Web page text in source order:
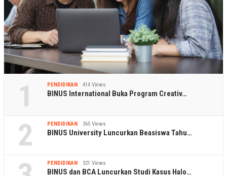
1 PENDIDIKAN 414 Views
BINUS International Buka Program Creativ…
2 PENDIDIKAN 365 Views
BINUS University Luncurkan Beasiswa Tahu…
PENDIDIKAN 321 Views
BINUS dan BCA Luncurkan Studi Kasus Halo…